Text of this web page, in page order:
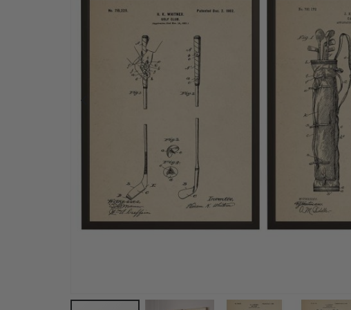
Personalisiertes Poster - Schwarz-Weiß-LIEBE Fotocollage